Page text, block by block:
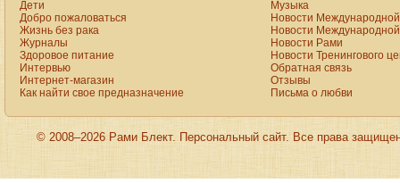
Дети
Добро пожаловаться
Жизнь без рака
Журналы
Здоровое питание
Интервью
Интернет-магазин
Как найти свое предназначение
Музыка
Новости
Новости
Новости Рами
Новости Тренингового
Обратная связь
Отзывы
Письма о любви
© 2008–2026 Рами Блект. Персональный сайт. Все права